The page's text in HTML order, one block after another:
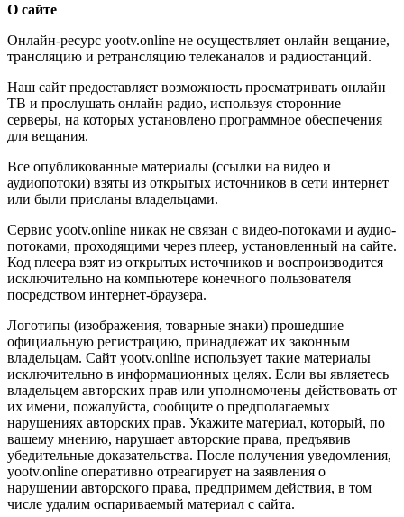
О сайте
Онлайн-ресурс yootv.online не осуществляет онлайн вещание,
трансляцию и ретрансляцию телеканалов и радиостанций.
Наш сайт предоставляет возможность просматривать онлайн
ТВ и прослушать онлайн радио, используя сторонние
серверы, на которых установлено программное обеспечения
для вещания.
Все опубликованные материалы (ссылки на видео и
аудиопотоки) взяты из открытых источников в сети интернет
или были присланы владельцами.
Сервис yootv.online никак не связан с видео-потоками и аудио-
потоками, проходящими через плеер, установленный на сайте.
Код плеера взят из открытых источников и воспроизводится
исключительно на компьютере конечного пользователя
посредством интернет-браузера.
Логотипы (изображения, товарные знаки) прошедшие
официальную регистрацию, принадлежат их законным
владельцам. Сайт yootv.online использует такие материалы
исключительно в информационных целях. Если вы являетесь
владельцем авторских прав или уполномочены действовать от
их имени, пожалуйста, сообщите о предполагаемых
нарушениях авторских прав. Укажите материал, который, по
вашему мнению, нарушает авторские права, предъявив
убедительные доказательства. После получения уведомления,
yootv.online оперативно отреагирует на заявления о
нарушении авторского права, предпримем действия, в том
числе удалим оспариваемый материал с сайта.